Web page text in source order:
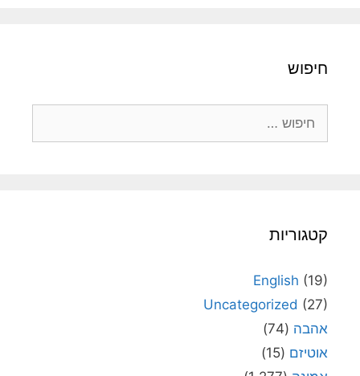
חיפוש
קטגוריות
English (19)
Uncategorized (27)
אהבה (74)
אוטיזם (15)